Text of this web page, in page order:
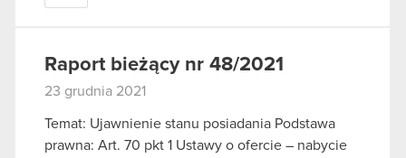
Raport bieżący nr 48/2021
23 grudnia 2021
Temat: Ujawnienie stanu posiadania Podstawa
prawna: Art. 70 pkt 1 Ustawy o ofercie – nabycie